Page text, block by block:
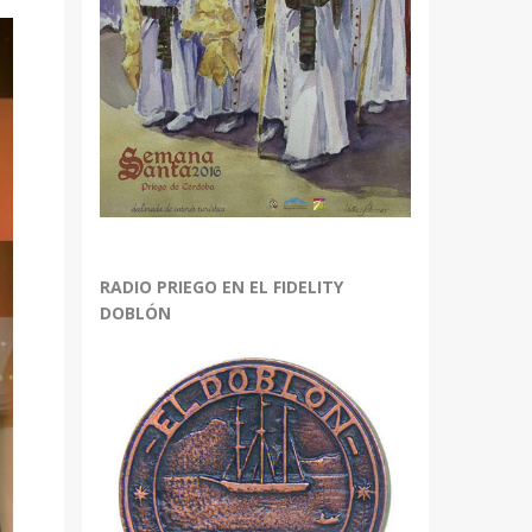
RADIO PRIEGO EN EL FIDELITY
DOBLÓN